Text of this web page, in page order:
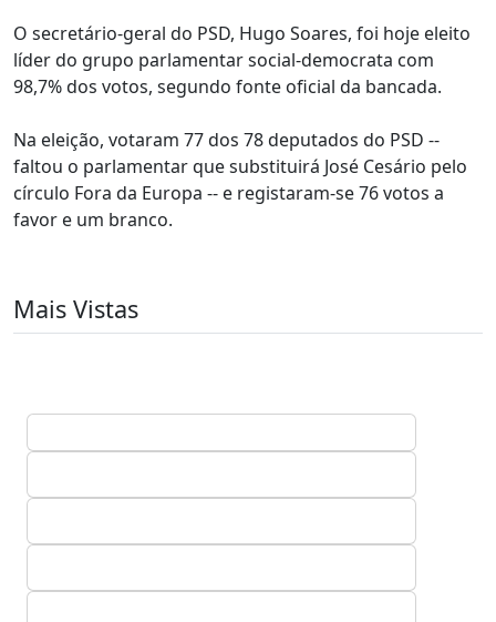
O secretário-geral do PSD, Hugo Soares, foi hoje eleito
líder do grupo parlamentar social-democrata com
98,7% dos votos, segundo fonte oficial da bancada.
Na eleição, votaram 77 dos 78 deputados do PSD --
faltou o parlamentar que substituirá José Cesário pelo
círculo Fora da Europa -- e registaram-se 76 votos a
favor e um branco.
Mais Vistas